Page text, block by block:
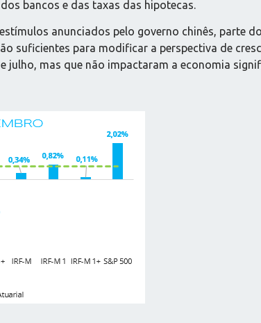
bancos e das taxas das hipotecas.
anunciados pelo governo chinês, parte
suficientes para modificar a perspectiva de
julho, mas que não impactaram a economia